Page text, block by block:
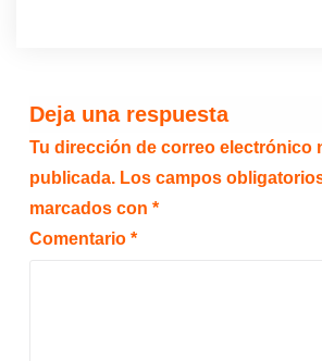
Deja una respuesta
Tu dirección de correo electrónico
publicada. Los campos
marcados con *
Comentario *